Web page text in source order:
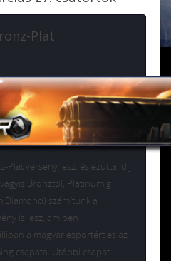
Plat
Plat verseny lesz, és ezúttal díj
Bronztól, Platinumig
Diamond) számítunk a
is lesz, amiben
a magyar esportért és az
csapata. Utóbbi csapat